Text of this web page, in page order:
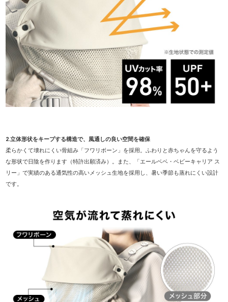
2.立体形状をキープする構造で、風通しの良い空間を確保
柔らかくて壊れにくい骨組み「フワリボーン」を採用。ふわりと赤ちゃんを守るよう
な形状で日陰を作ります（特許出願済み）。また、「エールベベ・ベビーキャリア ス
リー」で実績のある通気性の高いメッシュ生地を採用し、暑い季節も蒸れにくい設計
です。